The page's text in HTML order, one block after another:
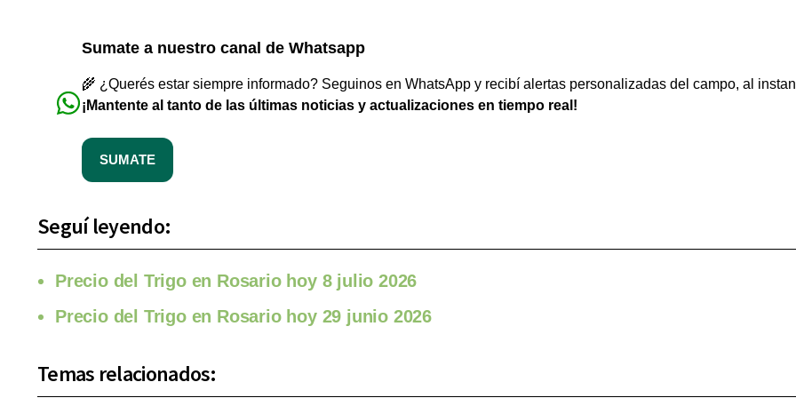
Sumate a nuestro canal de Whatsapp
🌾 ¿Querés estar siempre informado? Seguinos en WhatsApp y recibí alertas personalizadas del campo, al
¡Mantente al tanto de las últimas noticias y actualizaciones en tiempo real!
SUMATE
Seguí leyendo:
Precio del Trigo en Rosario hoy 8 julio 2026
Precio del Trigo en Rosario hoy 29 junio 2026
Temas relacionados: